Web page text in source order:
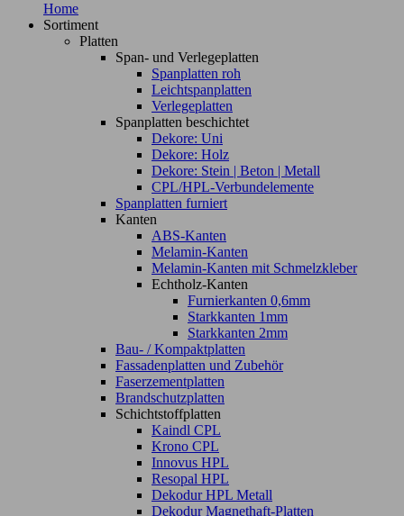
Home
Sortiment
Platten
Span- und Verlegeplatten
Spanplatten roh
Leichtspanplatten
Verlegeplatten
Spanplatten beschichtet
Dekore: Uni
Dekore: Holz
Dekore: Stein | Beton | Metall
CPL/HPL-Verbundelemente
Spanplatten furniert
Kanten
ABS-Kanten
Melamin-Kanten
Melamin-Kanten mit Schmelzkleber
Echtholz-Kanten
Furnierkanten 0,6mm
Starkkanten 1mm
Starkkanten 2mm
Bau- / Kompaktplatten
Fassadenplatten und Zubehör
Faserzementplatten
Brandschutzplatten
Schichtstoffplatten
Kaindl CPL
Krono CPL
Innovus HPL
Resopal HPL
Dekodur HPL Metall
Dekodur Magnethaft-Platten